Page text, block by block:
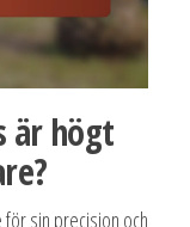
är högt
sin precision och